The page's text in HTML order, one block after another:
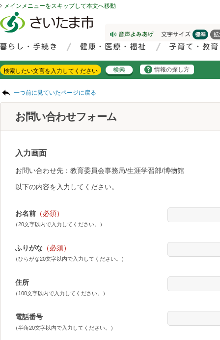
メインメニューをスキップして本文へ移動
情報の探し方
一つ前に見ていたページに戻る
お問い合わせフォーム
入力画面
お問い合わせ先：教育委員会事務局/生涯学習部/博物館
以下の内容を入力してください。
お名前 （必須）
（20文字以内で入力してください。）
ふりがな （必須）
（ひらがな20文字以内で入力してください。）
住所
（100文字以内で入力してください。）
電話番号
（半角20文字以内で入力してください。）